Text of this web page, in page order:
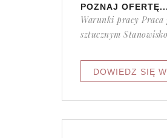
POZNAJ OFERTĘ...
Warunki pracy
sztucznym